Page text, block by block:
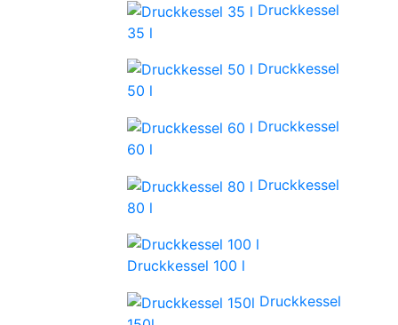
Druckkessel
35 l
Druckkessel
50 l
Druckkessel
60 l
Druckkessel
80 l
Druckkessel 100 l
Druckkessel